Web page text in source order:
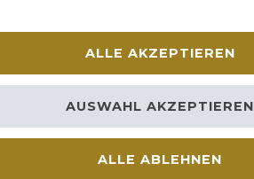
ALLE AKZEPTIEREN
ALLE ABLEHNEN
AUSWAHL AKZEPTIEREN